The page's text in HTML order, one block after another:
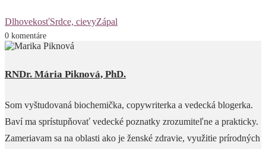
DlhovekosťSrdce, cievyZápal
0 komentáre
RNDr. Mária Piknová, PhD.
Som vyštudovaná biochemička, copywriterka a vedecká blogerka.
Baví ma sprístupňovať vedecké poznatky zrozumiteľne a prakticky.
Zameriavam sa na oblasti ako je ženské zdravie, využitie prírodných